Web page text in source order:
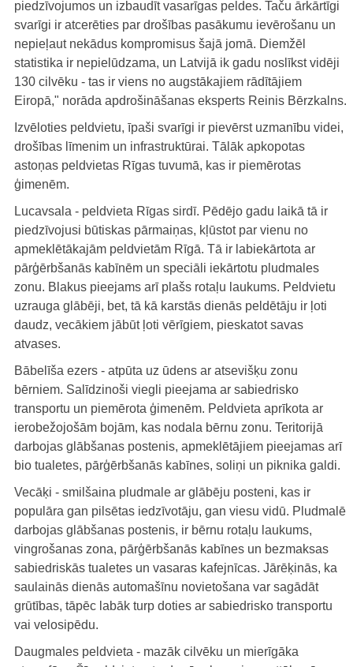
piedzīvojumos un izbaudīt vasarīgas peldes. Taču ārkārtīgi
svarīgi ir atcerēties par drošības pasākumu ievērošanu un
nepieļaut nekādus kompromisus šajā jomā. Diemžēl
statistika ir nepielūdzama, un Latvijā ik gadu noslīkst vidēji
130 cilvēku - tas ir viens no augstākajiem rādītājiem
Eiropā," norāda apdrošināšanas eksperts Reinis Bērzkalns.
Izvēloties peldvietu, īpaši svarīgi ir pievērst uzmanību videi,
drošības līmenim un infrastruktūrai. Tālāk apkopotas
astoņas peldvietas Rīgas tuvumā, kas ir piemērotas
ģimenēm.
Lucavsala - peldvieta Rīgas sirdī. Pēdējo gadu laikā tā ir
piedzīvojusi būtiskas pārmaiņas, kļūstot par vienu no
apmeklētākajām peldvietām Rīgā. Tā ir labiekārtota ar
pārģērbšanās kabīnēm un speciāli iekārtotu pludmales
zonu. Blakus pieejams arī plašs rotaļu laukums. Peldvietu
uzrauga glābēji, bet, tā kā karstās dienās peldētāju ir ļoti
daudz, vecākiem jābūt ļoti vērīgiem, pieskatot savas
atvases.
Bābelīša ezers - atpūta uz ūdens ar atsevišķu zonu
bērniem. Salīdzinoši viegli pieejama ar sabiedrisko
transportu un piemērota ģimenēm. Peldvieta aprīkota ar
ierobežojošām bojām, kas nodala bērnu zonu. Teritorijā
darbojas glābšanas postenis, apmeklētājiem pieejamas arī
bio tualetes, pārģērbšanās kabīnes, soliņi un piknika galdi.
Vecāķi - smilšaina pludmale ar glābēju posteni, kas ir
populāra gan pilsētas iedzīvotāju, gan viesu vidū. Pludmalē
darbojas glābšanas postenis, ir bērnu rotaļu laukums,
vingrošanas zona, pārģērbšanās kabīnes un bezmaksas
sabiedriskās tualetes un vasaras kafejnīcas. Jārēķinās, ka
saulainās dienās automašīnu novietošana var sagādāt
grūtības, tāpēc labāk turp doties ar sabiedrisko transportu
vai velosipēdu.
Daugmales peldvieta - mazāk cilvēku un mierīgāka